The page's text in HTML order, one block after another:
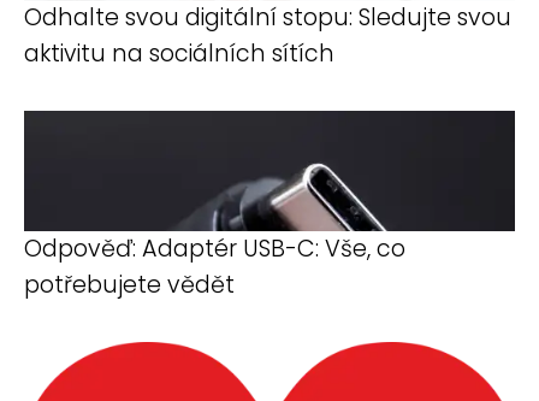
Odhalte svou digitální stopu: Sledujte svou
aktivitu na sociálních sítích
Odpověď: Adaptér USB-C: Vše, co
potřebujete vědět